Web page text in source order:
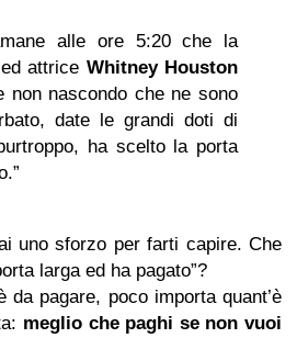
alle ore 5:20 che la
attrice Whitney Houston
non nascondo che ne sono
date le grandi doti di
ha scelto la porta
uno sforzo per farti capire. Che
larga ed ha pagato”?
da pagare, poco importa quant’è
meglio che paghi se non vuoi